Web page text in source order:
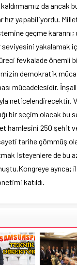
da ancak
hız yapabiliyordu.
geçme kararını;
yakalamak
fevkalade önemli
demokratik
mücadelesidir.
neticelendirecektir.
bir seçim olacak bu
hamlesini 250 şehit
tarihe gömmüş
isteyenlere de bu
ayrıca;
katıldı.